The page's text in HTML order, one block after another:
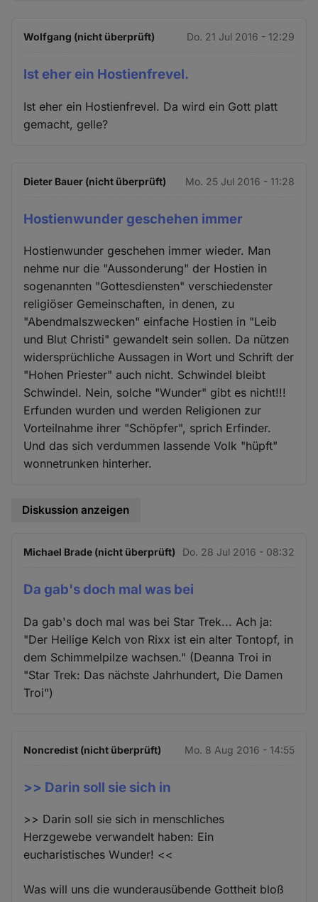
Wolfgang (nicht überprüft) Do. 21 Jul 2016 - 12:29
Ist eher ein Hostienfrevel.
Ist eher ein Hostienfrevel. Da wird ein Gott platt
gemacht, gelle?
Dieter Bauer (nicht überprüft) Mo. 25 Jul 2016 - 11:28
Hostienwunder geschehen immer
Hostienwunder geschehen immer wieder. Man
nehme nur die "Aussonderung" der Hostien in
sogenannten "Gottesdiensten" verschiedenster
religiöser Gemeinschaften, in denen, zu
"Abendmalszwecken" einfache Hostien in "Leib
und Blut Christi" gewandelt sein sollen. Da nützen
widersprüchliche Aussagen in Wort und Schrift der
"Hohen Priester" auch nicht. Schwindel bleibt
Schwindel. Nein, solche "Wunder" gibt es nicht!!!
Erfunden wurden und werden Religionen zur
Vorteilnahme ihrer "Schöpfer", sprich Erfinder.
Und das sich verdummen lassende Volk "hüpft"
wonnetrunken hinterher.
Diskussion anzeigen
Michael Brade (nicht überprüft) Do. 28 Jul 2016 - 08:32
Da gab's doch mal was bei
Da gab's doch mal was bei Star Trek... Ach ja:
"Der Heilige Kelch von Rixx ist ein alter Tontopf, in
dem Schimmelpilze wachsen." (Deanna Troi in
"Star Trek: Das nächste Jahrhundert, Die Damen
Troi")
Noncredist (nicht überprüft) Mo. 8 Aug 2016 - 14:55
>> Darin soll sie sich in
>> Darin soll sie sich in menschliches
Herzgewebe verwandelt haben: Ein
eucharistisches Wunder! <<
Was will uns die wunderausübende Gottheit bloß